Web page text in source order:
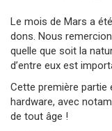
Le mois de Mars a
dons. Nous
quelle que soit la
d’entre eux est
Cette première partie
hardware, avec
de tout âge !